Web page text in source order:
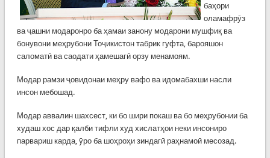
баҳори
оламафрӯз
ва ҷашни модаронро ба ҳамаи занону модарони мушфиқ ва
бонувони меҳрубони Тоҷикистон табрик гуфта, барояшон
саломатӣ ва саодати ҳамешагӣ орзу менамоям.
Модар рамзи ҷовидонаи меҳру вафо ва идомабахши насли
инсон мебошад.
Модар аввалин шахсест, ки бо шири покаш ва бо меҳрубонии ба
худаш хос дар қалби тифли худ хислатҳои неки инсониро
парвариш карда, ӯро ба шоҳроҳи зиндагӣ раҳнамоӣ месозад.